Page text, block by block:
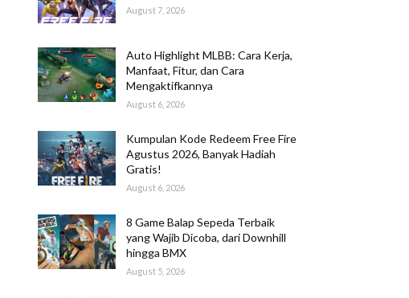
August 7, 2026
Auto Highlight MLBB: Cara Kerja,
Manfaat, Fitur, dan Cara
Mengaktifkannya
August 6, 2026
Kumpulan Kode Redeem Free Fire
Agustus 2026, Banyak Hadiah
Gratis!
August 6, 2026
8 Game Balap Sepeda Terbaik
yang Wajib Dicoba, dari Downhill
hingga BMX
August 5, 2026